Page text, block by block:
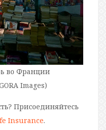
во Франции
Images)
Присоединяйтесь
Insurance.